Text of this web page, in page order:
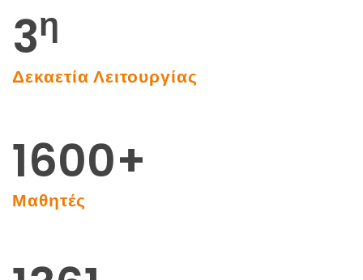
3η
Δεκαετία Λειτουργίας
1600+
Μαθητές